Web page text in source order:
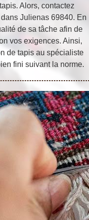
Alors, contactez
Julienas 69840. En
de sa tâche afin de
vos exigences. Ainsi,
de tapis au spécialiste
fini suivant la norme.